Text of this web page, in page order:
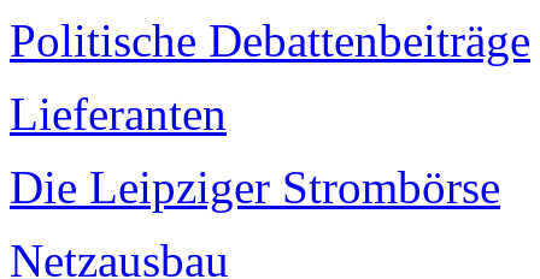
Politische Debattenbeiträge
Lieferanten
Die Leipziger Strombörse
Netzausbau